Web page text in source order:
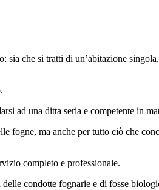
che si tratti di un’abitazione
ad una ditta seria e competente in
fogne, ma anche per tutto ciò che
completo e professionale.
condotte fognarie e di fosse